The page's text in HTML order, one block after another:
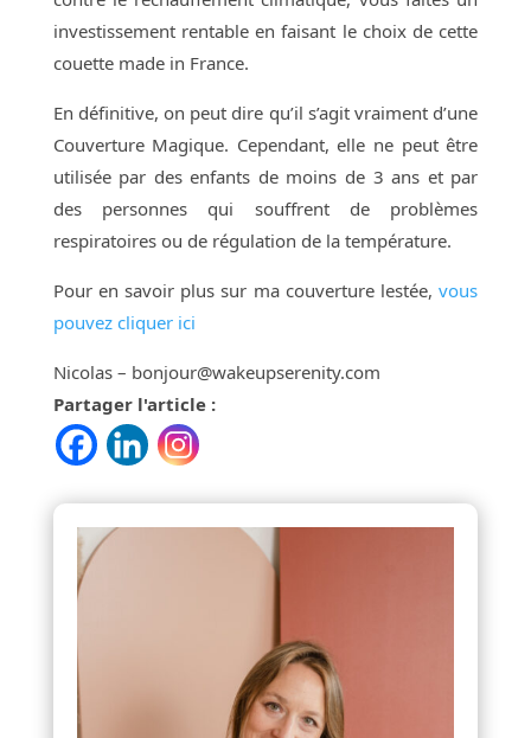
investissement rentable en faisant le choix de cette
couette made in France.
En définitive, on peut dire qu’il s’agit vraiment d’une
Couverture Magique. Cependant, elle ne peut être
utilisée par des enfants de moins de 3 ans et par
des personnes qui souffrent de problèmes
respiratoires ou de régulation de la température.
Pour en savoir plus sur ma couverture lestée,vous
pouvez cliquer ici
Nicolas – bonjour@wakeupserenity.com
Partager l'article :